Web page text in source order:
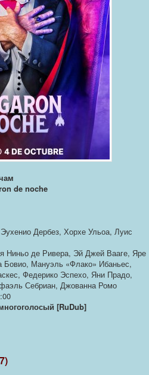
de noche
Дербез, Хорхе Ульоа, Луис
Ниньо де Ривера, Эй Джей Вааге, Яре
Бовио, Мануэль «Флако» Ибаньес,
Федерико Эспехо, Яни Прадо,
Себриан, Джованна Ромо
[RuDub]